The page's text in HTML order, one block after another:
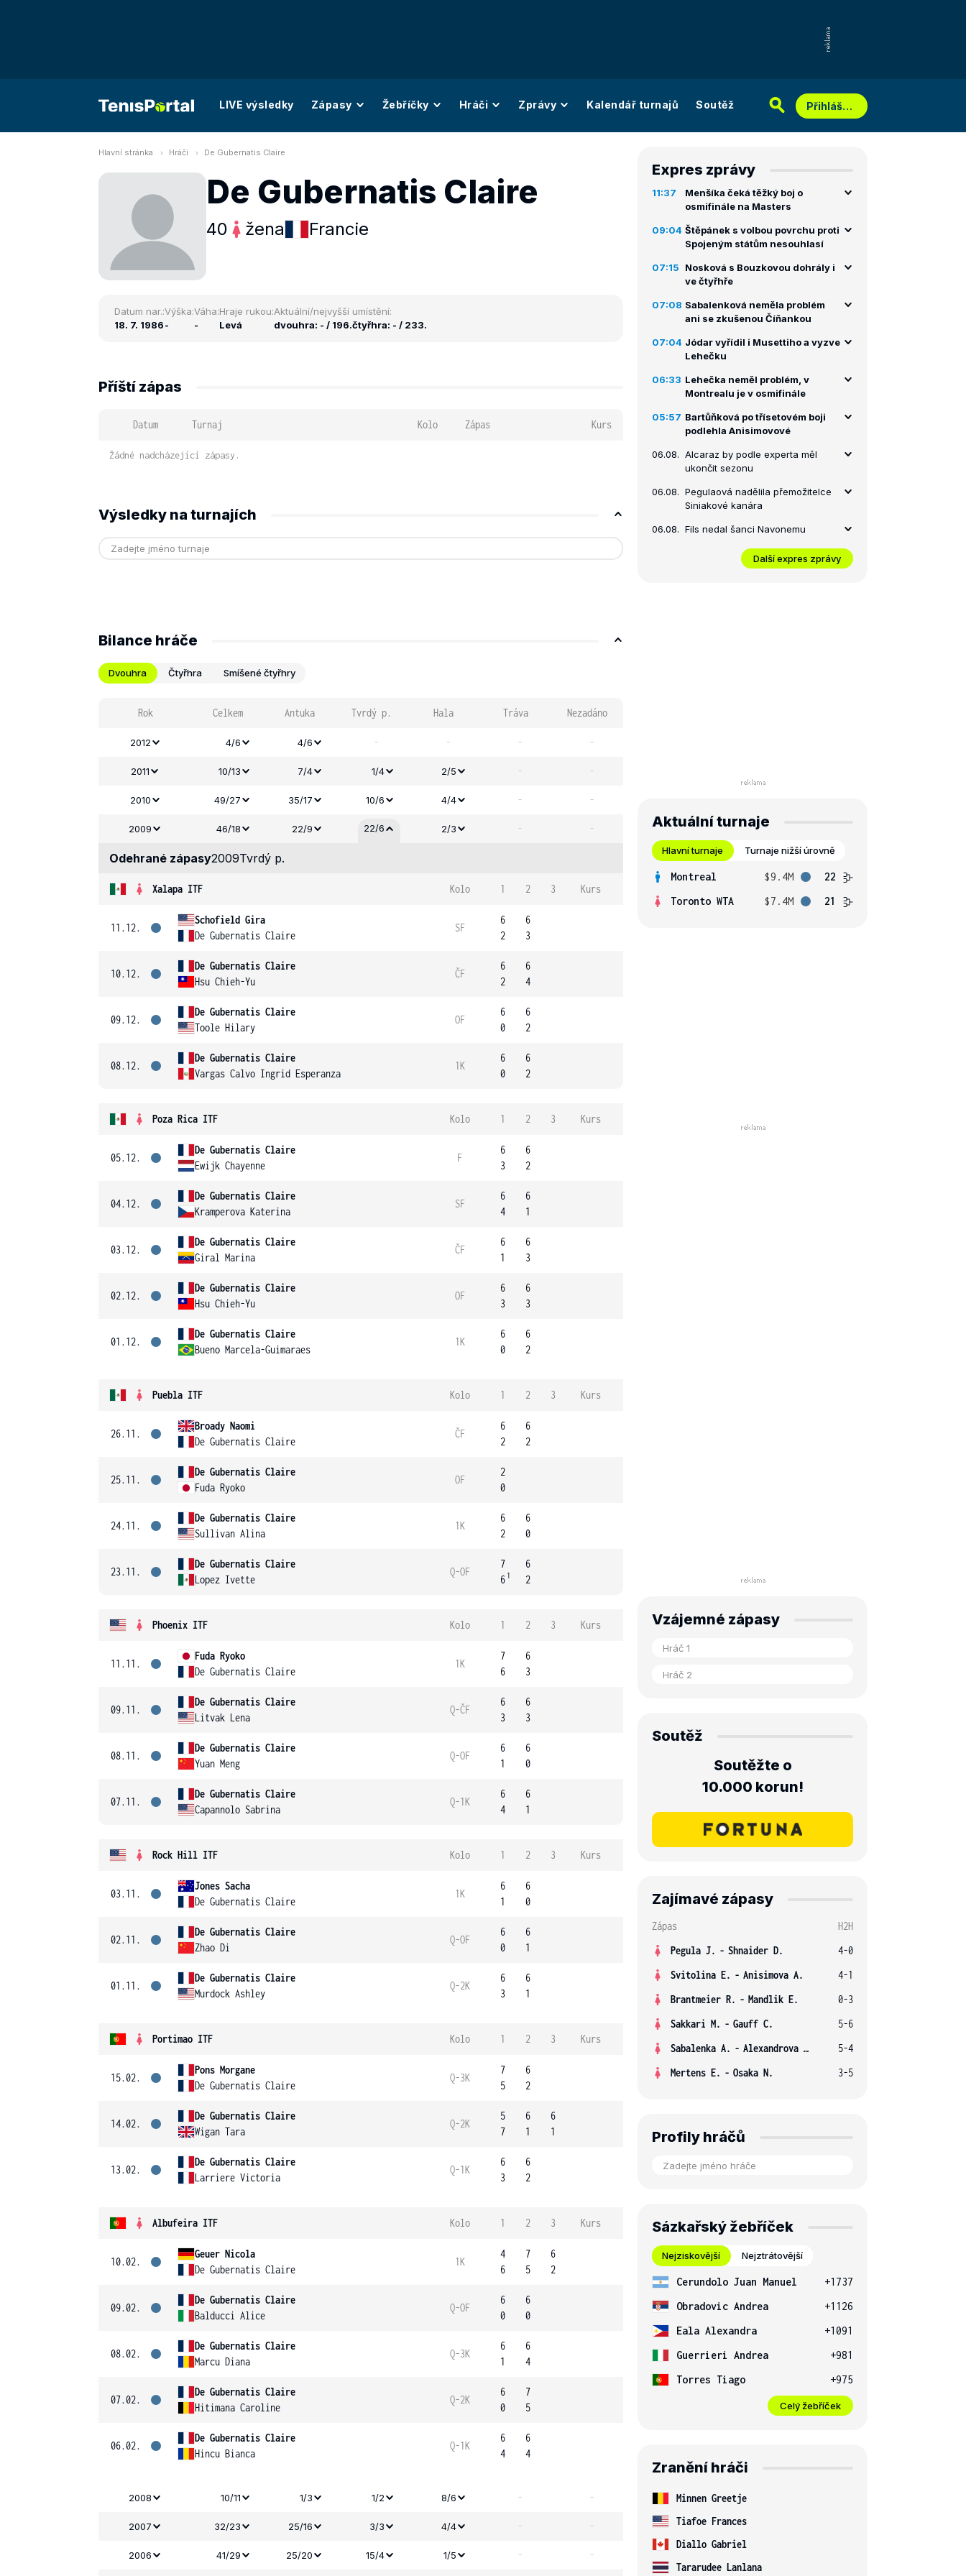
LIVE výsledky Zápasy Žebříčky Hráči Zprávy Kalendář turnajů Soutěž Přihlášení
Hlavní stránka Hráči De Gubernatis Claire
De Gubernatis Claire
40 žena Francie
Datum nar.:
18. 7. 1986
Výška:
-
Váha:
-
Hraje rukou:
Levá
Aktuální/nejvyšší umístění:
dvouhra: - / 196.čtyřhra: - / 233.
Příští zápas
Datum Turnaj Kolo Zápas Kurs
Žádné nadcházející zápasy.
Výsledky na turnajích
Bilance hráče
Dvouhra Čtyřhra Smíšené čtyřhry
Rok Celkem Antuka Tvrdý p. Hala Tráva Nezadáno
2012 4/6 4/6 - - - -
2011 10/13 7/4 1/4 2/5 - -
2010 49/27 35/17 10/6 4/4 - -
2009 46/18 22/9 22/6 2/3 - -
Odehrané zápasy2009Tvrdý p.
Xalapa ITF Kolo 1 2 3 Kurs
11.12.
Schofield Gira
De Gubernatis Claire
SF
6
2
6
3
10.12.
De Gubernatis Claire
Hsu Chieh-Yu
ČF
6
2
6
4
09.12.
De Gubernatis Claire
Toole Hilary
OF
6
0
6
2
08.12.
De Gubernatis Claire
Vargas Calvo Ingrid Esperanza
1K
6
0
6
2
Poza Rica ITF Kolo 1 2 3 Kurs
05.12.
De Gubernatis Claire
Ewijk Chayenne
F
6
3
6
2
04.12.
De Gubernatis Claire
Kramperova Katerina
SF
6
4
6
1
03.12.
De Gubernatis Claire
Giral Marina
ČF
6
1
6
3
02.12.
De Gubernatis Claire
Hsu Chieh-Yu
OF
6
3
6
3
01.12.
De Gubernatis Claire
Bueno Marcela-Guimaraes
1K
6
0
6
2
Puebla ITF Kolo 1 2 3 Kurs
26.11.
Broady Naomi
De Gubernatis Claire
ČF
6
2
6
2
25.11.
De Gubernatis Claire
Fuda Ryoko
OF
2
0
24.11.
De Gubernatis Claire
Sullivan Alina
1K
6
2
6
0
23.11.
De Gubernatis Claire
Lopez Ivette
Q-OF
7
6 1
6
2
Phoenix ITF Kolo 1 2 3 Kurs
11.11.
Fuda Ryoko
De Gubernatis Claire
1K
7
6
6
3
09.11.
De Gubernatis Claire
Litvak Lena
Q-ČF
6
3
6
3
08.11.
De Gubernatis Claire
Yuan Meng
Q-OF
6
1
6
0
07.11.
De Gubernatis Claire
Capannolo Sabrina
Q-1K
6
4
6
1
Rock Hill ITF Kolo 1 2 3 Kurs
03.11.
Jones Sacha
De Gubernatis Claire
1K
6
1
6
0
02.11.
De Gubernatis Claire
Zhao Di
Q-OF
6
0
6
1
01.11.
De Gubernatis Claire
Murdock Ashley
Q-2K
6
3
6
1
Portimao ITF Kolo 1 2 3 Kurs
15.02.
Pons Morgane
De Gubernatis Claire
Q-3K
7
5
6
2
14.02.
De Gubernatis Claire
Wigan Tara
Q-2K
5
7
6
1
6
1
13.02.
De Gubernatis Claire
Larriere Victoria
Q-1K
6
3
6
2
Albufeira ITF Kolo 1 2 3 Kurs
10.02.
Geuer Nicola
De Gubernatis Claire
1K
4
6
7
5
6
2
09.02.
De Gubernatis Claire
Balducci Alice
Q-OF
6
0
6
0
08.02.
De Gubernatis Claire
Marcu Diana
Q-3K
6
1
6
4
07.02.
De Gubernatis Claire
Hitimana Caroline
Q-2K
6
0
7
5
06.02.
De Gubernatis Claire
Hincu Bianca
Q-1K
6
4
6
4
2008 10/11 1/3 1/2 8/6 - -
2007 32/23 25/16 3/3 4/4 - -
2006 41/29 25/20 15/4 1/5 - -
Expres zprávy
11:37
Menšíka čeká těžký boj o
osmifinále na Masters
09:04 Štěpánek s volbou povrchu proti
Spojeným státům nesouhlasí
07:15
Nosková s Bouzkovou dohrály i
ve čtyřhře
07:08 Sabalenková neměla problém
ani se zkušenou Číňankou
07:04 Jódar vyřídil i Musettiho a vyzve
Lehečku
06:33 Lehečka neměl problém, v
Montrealu je v osmifinále
05:57 Bartůňková po třísetovém boji
podlehla Anisimovové
06.08. Alcaraz by podle experta měl
ukončit sezonu
06.08. Pegulaová nadělila přemožitelce
Siniakové kanára
06.08. Fils nedal šanci Navonemu
Další expres zprávy
Aktuální turnaje
Hlavní turnaje Turnaje nižší úrovně
Montreal $9.4M
22
Toronto WTA
$7.4M 21
Vzájemné zápasy
Soutěž
Soutěžte o
10.000 korun!
Zajímavé zápasy
Zápas
H2H
Pegula J. - Shnaider D.
4-0
Svitolina E. - Anisimova A.
4-1
Brantmeier R. - Mandlik E.
0-3
Sakkari M. - Gauff C.
5-6
Sabalenka A. - Alexandrova E.
5-4
Mertens E. - Osaka N. 3-5
Profily hráčů
Sázkařský žebříček
Nejziskovější Nejztrátovější
Cerundolo Juan Manuel
+1737
Obradovic Andrea
+1126
Eala Alexandra
+1091
Guerrieri Andrea
+981
Torres Tiago
+975
Celý žebříček
Zranění hráči
Minnen Greetje
Tiafoe Frances
Diallo Gabriel
Tararudee Lanlana